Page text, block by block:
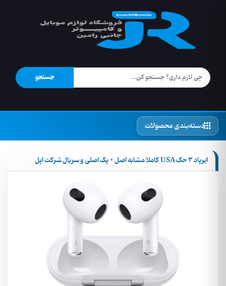
جستجو
دسته‌بندی محصولات
ایرپاد 3 حک USA کاملا مشابه اصل + پک اصلی و سریال شرکت اپل